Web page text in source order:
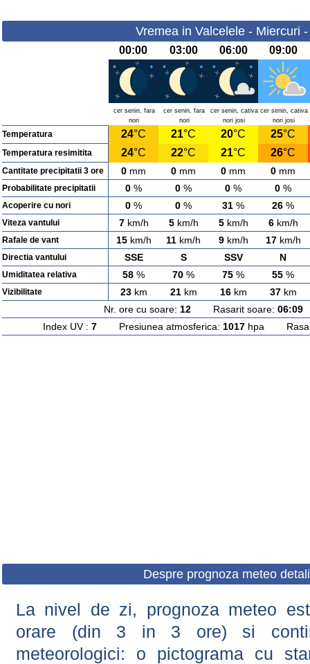
Vremea in Valcelele - Miercuri
00:00 03:00 06:00 09:00
cer senin, fara
nori
cer senin, fara
nori
cer senin, cativa
nori josi
cer senin, cativa
nori josi
Temperatura 24°C 21°C 20°C 25°C
Temperatura resimitita 24°C 22°C 21°C 26°C
Cantitate precipitatii 3 ore 0 mm 0 mm 0 mm 0 mm
Probabilitate precipitatii 0 % 0 % 0 % 0 %
Acoperire cu nori 0 % 0 % 31 % 26 %
Viteza vantului 7km/h 5km/h 5km/h 6km/h
Rafale de vant 15km/h 11 km/h 9km/h 17km/h
Directia vantului SSE S SSV N
Umiditatea relativa 58 % 70 % 75 % 55 %
Vizibilitate 23km 21km 16km 37km
Nr. ore cu soare: 12Rasarit soare: 06:09
Index UV : 7Presiunea atmosferica: 1017hpa
Despre prognoza meteo
La nivel de zi, prognoza meteo
orare (din 3 in 3 ore) si
meteorologici: o pictograma cu